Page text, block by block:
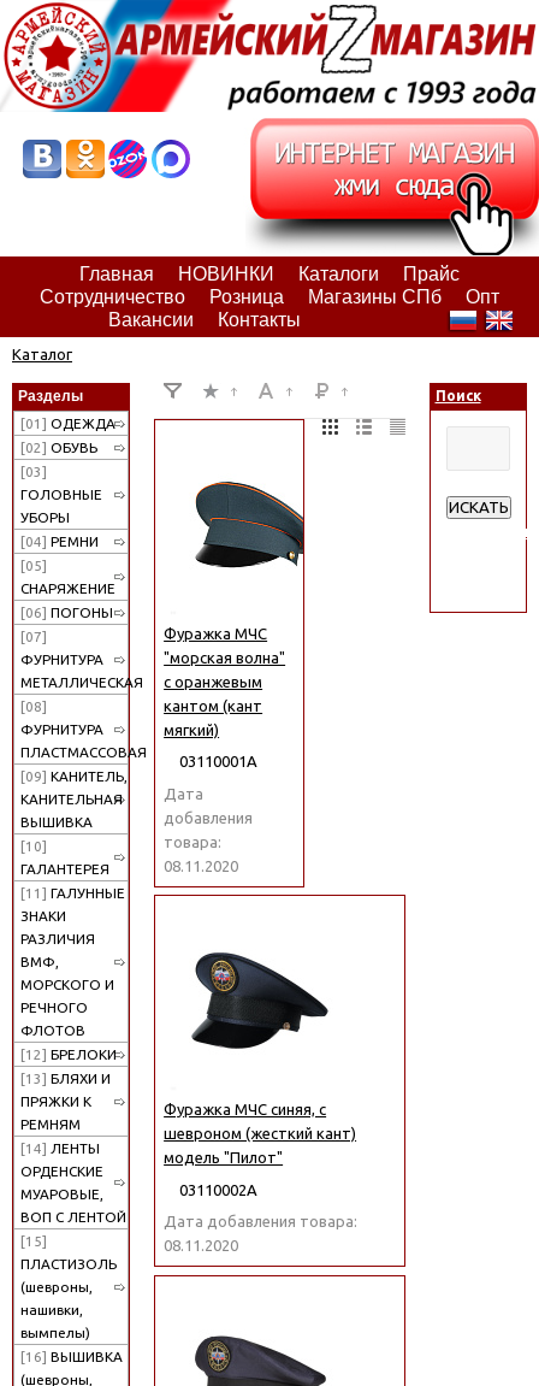
Главная НОВИНКИ Каталоги
Прайс
Сотрудничество
Розница Магазины СПб
Опт
Вакансии
Контакты
Каталог
Разделы
[01] ОДЕЖДА
[02] ОБУВЬ
[03]
ГОЛОВНЫЕ
УБОРЫ
[04] РЕМНИ
[05]
СНАРЯЖЕНИЕ
[06] ПОГОНЫ
[07]
ФУРНИТУРА
МЕТАЛЛИЧЕСКАЯ
[08]
ФУРНИТУРА
ПЛАСТМАССОВАЯ
[09] КАНИТЕЛЬ,
КАНИТЕЛЬНАЯ
ВЫШИВКА
[10]
ГАЛАНТЕРЕЯ
[11] ГАЛУННЫЕ
ЗНАКИ
РАЗЛИЧИЯ
ВМФ,
МОРСКОГО И
РЕЧНОГО
ФЛОТОВ
[12] БРЕЛОКИ
[13] БЛЯХИ И
ПРЯЖКИ К
РЕМНЯМ
[14] ЛЕНТЫ
ОРДЕНСКИЕ
МУАРОВЫЕ,
ВОП С ЛЕНТОЙ
[15]
ПЛАСТИЗОЛЬ
(шевроны,
нашивки,
вымпелы)
[16] ВЫШИВКА
(шевроны,
Фуражка МЧС
"морская волна"
с оранжевым
кантом (кант
мягкий)
03110001А
Дата
добавления
товара:
08.11.2020
Фуражка МЧС синяя, с
шевроном (жесткий кант)
модель "Пилот"
03110002А
Дата добавления товара:
08.11.2020
Поиск
ИСКАТЬ